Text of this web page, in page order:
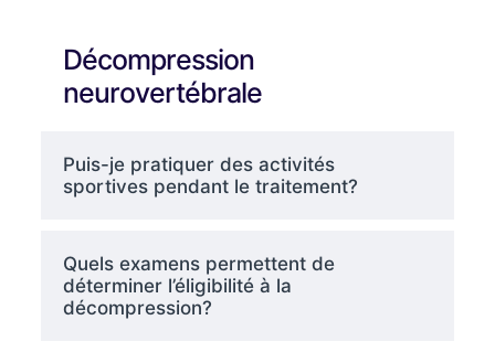
Décompression
neurovertébrale
Puis-je pratiquer des activités
sportives pendant le traitement?
Quels examens permettent de
déterminer l’éligibilité à la
décompression?